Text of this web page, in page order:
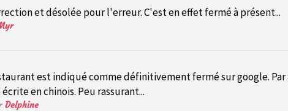
et désolée pour l'erreur. C'est en effet fermé à présent...
est indiqué comme définitivement fermé sur google.
en chinois. Peu rassurant...
Delphine